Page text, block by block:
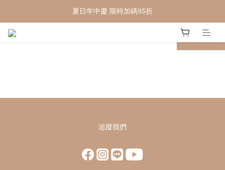
WELCOME 🇨🇵  法國畢耶餐廚
夏日年中慶 限時加碼95折
prev
追蹤我們